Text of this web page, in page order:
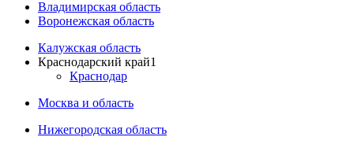
Владимирская область
Воронежская область
Калужская область
Краснодарский край1
Краснодар
Москва и область
Нижегородская область